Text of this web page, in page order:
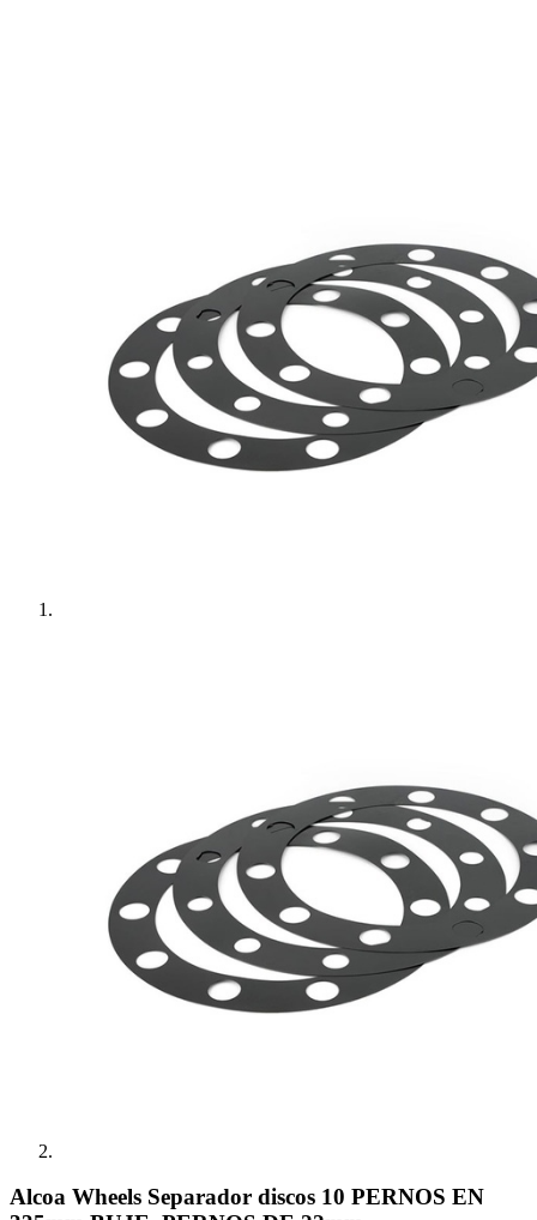
Alcoa Wheels Separador discos 10 PERNOS EN